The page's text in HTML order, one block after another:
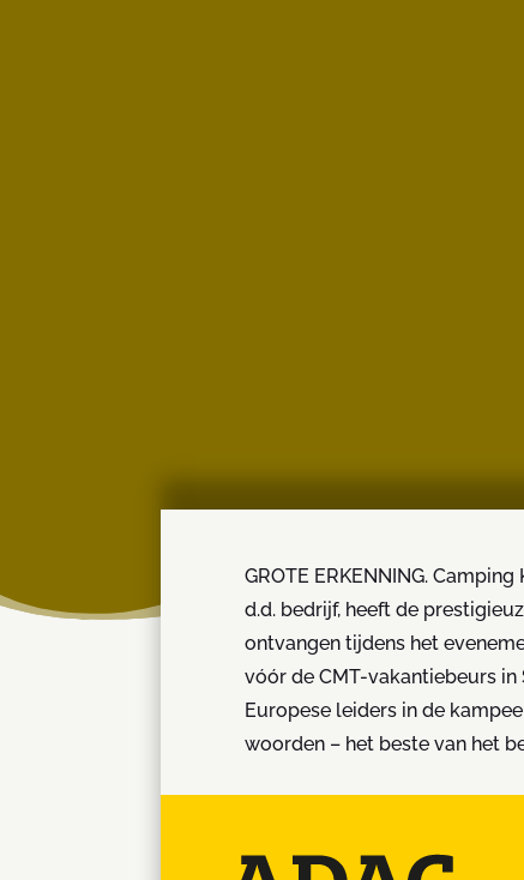
GROTE ERKENNING.
d.d. bedrijf, heeft de
ontvangen tijdens het
vóór de CMT-vakantiebeurs
Europese leiders in de
woorden – het beste van het